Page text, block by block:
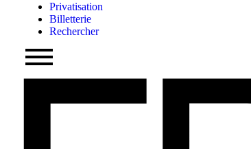
Privatisation
Billetterie
Rechercher